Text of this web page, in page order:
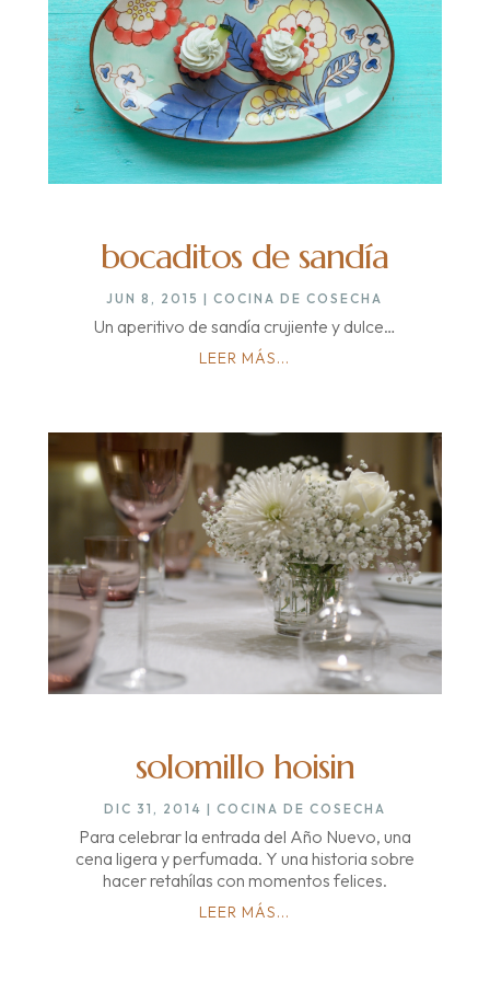
bocaditos de sandía
JUN 8, 2015 |COCINA DE COSECHA
Un aperitivo de sandía crujiente y dulce…
LEER MÁS...
solomillo hoisin
DIC 31, 2014 | COCINA DE COSECHA
Para celebrar la entrada del Año Nuevo, una
cena ligera y perfumada. Y una historia sobre
hacer retahílas con momentos felices.
LEER MÁS...